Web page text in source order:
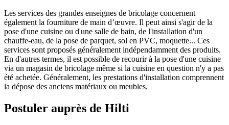
Les services des grandes enseignes de bricolage concernent
également la fourniture de main d’œuvre. Il peut ainsi s'agir de la
pose d'une cuisine ou d'une salle de bain, de l'installation d'un
chauffe-eau, de la pose de parquet, sol en PVC, moquette... Ces
services sont proposés généralement indépendamment des produits.
En d'autres termes, il est possible de recourir à la pose d'une cuisine
via un magasin de bricolage même si la cuisine en question n'y a pas
été achetée. Généralement, les prestations d'installation comprennent
la dépose des anciens matériaux ou meubles.
Postuler auprès de Hilti